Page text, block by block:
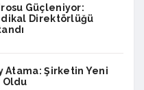
Güçleniyor:
Direktörlüğü
Atama: Şirketin Yeni
Oldu